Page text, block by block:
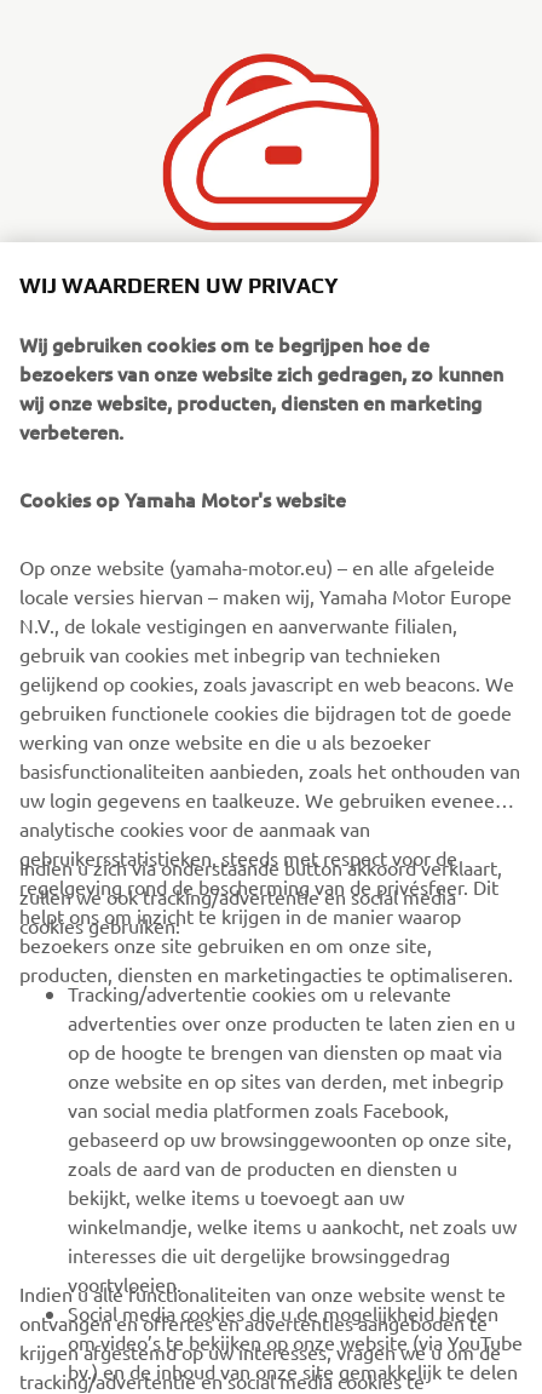
Ontdek meer
15% korting op Yamaha kleding
Ontdek meer
ONTDEK MEER
CORPORATE
BUSINESS
MEER YAMAHA
SUPPORT
NIEUWSBRIEF
Wees de eerste die meer te weten komt over de nieuwste deals,
speciale evenementen, nieuwe producten en nog veel meer
WIJ WAARDEREN UW PRIVACY
Wij gebruiken cookies om te begrijpen hoe de
bezoekers van onze website zich gedragen, zo kunnen
wij onze website, producten, diensten en marketing
verbeteren.
Cookies op Yamaha Motor's website
Op onze website (yamaha-motor.eu) – en alle afgeleide
locale versies hiervan – maken wij, Yamaha Motor Europe
N.V., de lokale vestigingen en aanverwante filialen,
gebruik van cookies met inbegrip van technieken
gelijkend op cookies, zoals javascript en web beacons. We
gebruiken functionele cookies die bijdragen tot de goede
werking van onze website en die u als bezoeker
basisfunctionaliteiten aanbieden, zoals het onthouden van
uw login gegevens en taalkeuze. We gebruiken eveneens
analytische cookies voor de aanmaak van
gebruikersstatistieken, steeds met respect voor de
regelgeving rond de bescherming van de privésfeer. Dit
helpt ons om inzicht te krijgen in de manier waarop
bezoekers onze site gebruiken en om onze site,
producten, diensten en marketingacties te optimaliseren.
Indien u zich via onderstaande button akkoord verklaart,
zullen we ook tracking/advertentie en social media
cookies gebruiken:
Tracking/advertentie cookies om u relevante
advertenties over onze producten te laten zien en u
op de hoogte te brengen van diensten op maat via
onze website en op sites van derden, met inbegrip
van social media platformen zoals Facebook,
gebaseerd op uw browsinggewoonten op onze site,
zoals de aard van de producten en diensten u
bekijkt, welke items u toevoegt aan uw
winkelmandje, welke items u aankocht, net zoals uw
interesses die uit dergelijke browsinggedrag
voortvloeien.
Social media cookies die u de mogelijkheid bieden
om video’s te bekijken op onze website (via YouTube
bv.) en de inhoud van onze site gemakkelijk te delen
Indien u alle functionaliteiten van onze website wenst te
ontvangen en offertes en advertenties aangeboden te
krijgen afgestemd op uw interesses, vragen we u om de
tracking/advertentie en social media cookies te